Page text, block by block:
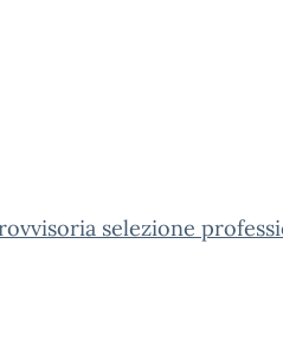
selezione